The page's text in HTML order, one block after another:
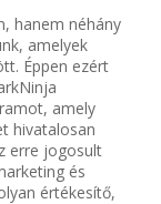
hanem néhány
amelyek
Éppen ezért
amely
hivatalosan
erre jogosult
és
értékesítő,